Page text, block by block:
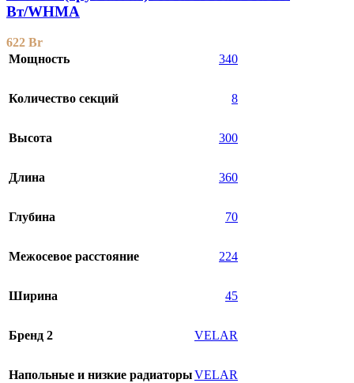
Bт/WHMA
622 Br
Мощность
340
Количество секций 8
Высота 300
Длина 360
Глубина 70
Межосевое расстояние 224
Ширина 45
Бренд 2 VELAR
Напольные и низкие радиаторыVELAR